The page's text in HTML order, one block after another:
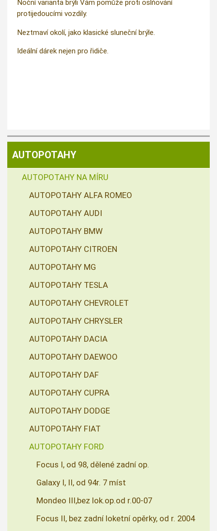
Noční varianta brýli Vám pomůže proti oslňování
protijedoucími vozdily.
Neztmaví okolí, jako klasické sluneční brýle.
Ideální dárek nejen pro řidiče.
AUTOPOTAHY
AUTOPOTAHY NA MÍRU
AUTOPOTAHY ALFA ROMEO
AUTOPOTAHY AUDI
AUTOPOTAHY BMW
AUTOPOTAHY CITROEN
AUTOPOTAHY MG
AUTOPOTAHY TESLA
AUTOPOTAHY CHEVROLET
AUTOPOTAHY CHRYSLER
AUTOPOTAHY DACIA
AUTOPOTAHY DAEWOO
AUTOPOTAHY DAF
AUTOPOTAHY CUPRA
AUTOPOTAHY DODGE
AUTOPOTAHY FIAT
AUTOPOTAHY FORD
Focus I, od 98, dělené zadní op.
Galaxy I, II, od 94r. 7 míst
Mondeo III,bez lok.op.od r.00-07
Focus II, bez zadní loketní opěrky, od r. 2004